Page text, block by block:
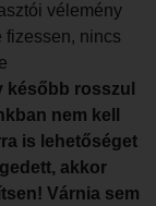
vélemény
fizessen, nincs
rosszul
nem kell
is lehetőséget
akkor
Várnia sem